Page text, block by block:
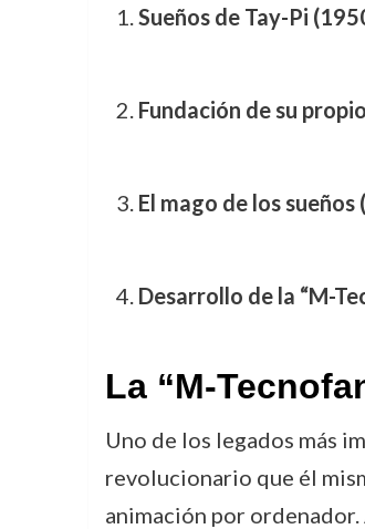
Sueños de Tay-Pi
Fundación de su
El mago de los sueños
Desarrollo de la “M-
La “M-
Uno de los legados más
revolucionario que él
animación por